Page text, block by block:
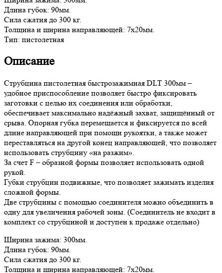
Длина губок: 90мм.
Сила сжатия до 300 кг.
Толщина и ширина направляющей: 7х20мм.
Тип: пистолетная
Описание
Струбцина пистолетная быстрозажимная DLT 300мм –
удобное приспособление позволяет быстро фиксировать
заготовки с целью их соединения или обработки,
обеспечивает максимально надёжный захват, защищённый от
срыва. Опорная губка перемещается и фиксируется по всей
длине направляющей при помощи рукоятки, а также может
переставляться на другой конец направляющей, что позволяет
использовать струбцину «на разжим».
За счет F – образной формы позволяет использовать одной
рукой.
Губки струбцин подвижные, что позволяет зажимать изделия
сложной формы.
Две струбцины с помощью соединителя можно объединить в
одну для увеличения рабочей зоны. (Соединитель не входит в
комплект со струбциной и доступен к продаже отдельно)
Ширина зажима: 300мм.
Длина губок: 90мм.
Сила сжатия до 300 кг.
Толщина и ширина направляющей: 7х20мм.